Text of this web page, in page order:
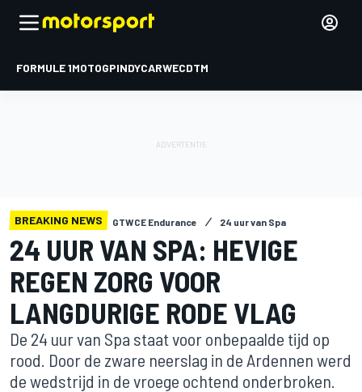
FORMULE 1MOTOGPINDYCARWECDTM
BREAKING NEWS GTWCE Endurance 24 uur van Spa
24 UUR VAN SPA: HEVIGE
REGEN ZORG VOOR
LANGDURIGE RODE VLAG
De 24 uur van Spa staat voor onbepaalde tijd op
rood. Door de zware neerslag in de Ardennen werd
de wedstrijd in de vroege ochtend onderbroken.